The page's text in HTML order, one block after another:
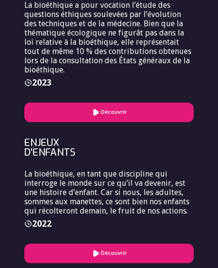
La bioéthique a pour vocation l’étude des
questions éthiques soulevées par l’évolution
des techniques et de la médecine. Bien que la
thématique écologique ne figurât pas dans la
loi relative à la bioéthique, elle représentait
tout de même 10 % des contributions obtenues
lors de la consultation des États généraux de la
bioéthique.
2023
Découvrir
ENJEUX
D'ENFANTS
La bioéthique, en tant que discipline qui
interroge le monde sur ce qu’il va devenir, est
une histoire d’enfant. Car si nous, les adultes,
sommes aux manettes, ce sont bien nos enfants
qui récolteront demain, le fruit de nos actions.
2022
Découvrir